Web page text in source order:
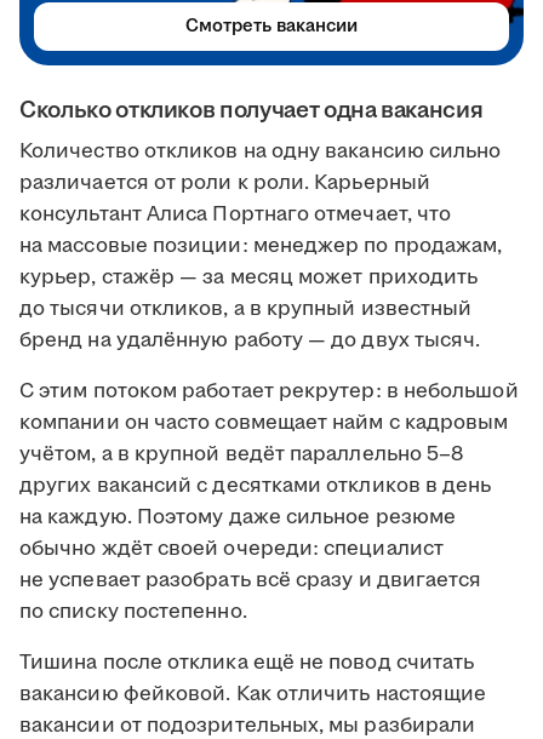
Сколько откликов получает одна вакансия
Количество откликов на одну вакансию сильно
различается от роли к роли. Карьерный
консультант Алиса Портнаго отмечает, что
на массовые позиции: менеджер по продажам,
курьер, стажёр — за месяц может приходить
до тысячи откликов, а в крупный известный
бренд на удалённую работу — до двух тысяч.
С этим потоком работает рекрутер: в небольшой
компании он часто совмещает найм с кадровым
учётом, а в крупной ведёт параллельно 5–8
других вакансий с десятками откликов в день
на каждую. Поэтому даже сильное резюме
обычно ждёт своей очереди: специалист
не успевает разобрать всё сразу и двигается
по списку постепенно.
Тишина после отклика ещё не повод считать
вакансию фейковой. Как отличить настоящие
вакансии от подозрительных, мы разбирали
Смотреть вакансии